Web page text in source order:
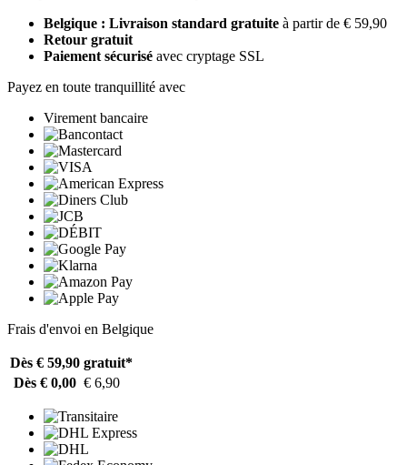
Belgique : Livraison standard gratuite à partir de € 59,90
Retour gratuit
Paiement sécurisé avec cryptage SSL
Payez en toute tranquillité avec
Virement bancaire
Frais d'envoi en Belgique
Dès € 59,90 gratuit*
Dès € 0,00 € 6,90